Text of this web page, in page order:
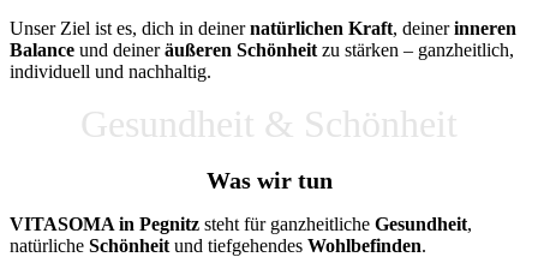
Unser Ziel ist es, dich in deinernatürlichen Kraft, deinerinneren
Balance und deineräußeren Schönheit zu stärken – ganzheitlich,
individuell und nachhaltig.
Gesundheit & Schönheit
Was wir tun
VITASOMA in Pegnitz steht für ganzheitliche Gesundheit,
natürliche Schönheit und tiefgehendes Wohlbefinden.